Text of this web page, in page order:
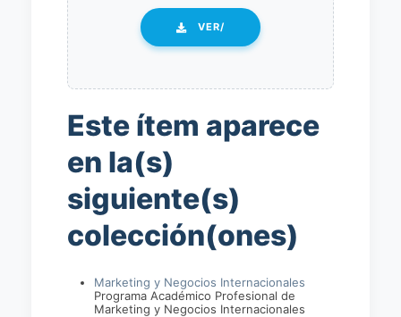
VER/
Este ítem aparece
en la(s)
siguiente(s)
colección(ones)
Marketing y Negocios Internacionales
Programa Académico Profesional de
Marketing y Negocios Internacionales